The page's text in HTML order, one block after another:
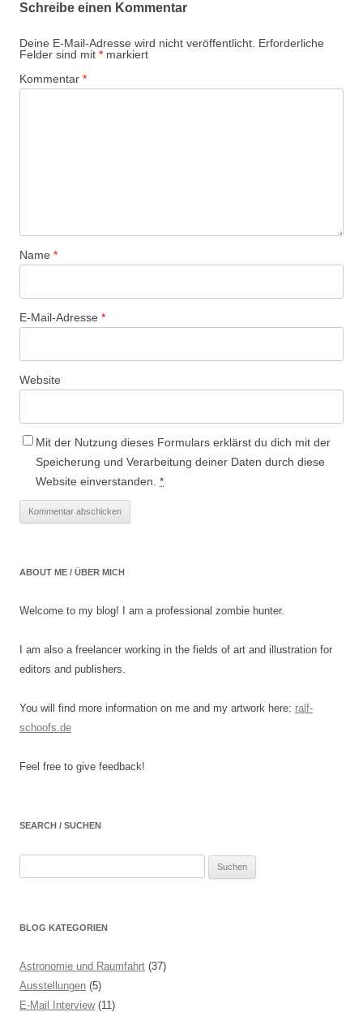
Schreibe einen Kommentar
Deine E-Mail-Adresse wird nicht veröffentlicht. Erforderliche
Felder sind mit * markiert
Kommentar *
Name *
E-Mail-Adresse *
Website
Mit der Nutzung dieses Formulars erklärst du dich mit der
Speicherung und Verarbeitung deiner Daten durch diese
Website einverstanden. *
ABOUT ME / ÜBER MICH
Welcome to my blog! I am a professional zombie hunter.
I am also a freelancer working in the fields of art and illustration for
editors and publishers.
You will find more information on me and my artwork here: ralf-
schoofs.de
Feel free to give feedback!
SEARCH / SUCHEN
BLOG KATEGORIEN
Astronomie und Raumfahrt (37)
Ausstellungen (5)
E-Mail Interview(11)